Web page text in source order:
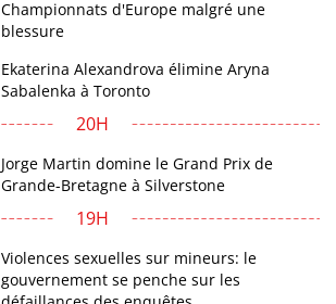
Championnats d'Europe malgré une
blessure
Ekaterina Alexandrova élimine Aryna
Sabalenka à Toronto
20H
Jorge Martin domine le Grand Prix de
Grande-Bretagne à Silverstone
19H
Violences sexuelles sur mineurs: le
gouvernement se penche sur les